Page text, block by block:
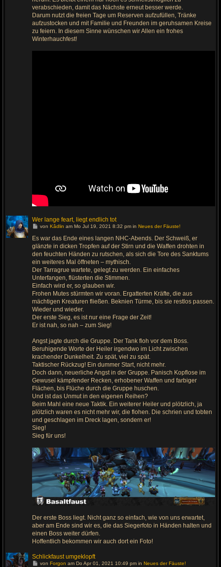
u
l
e
z
t
n
verabschieden, damit das Nächste erneut besser werde.
Darum nutzt die freien Tage um Reserven aufzufüllen, Tränke
aufzustocken und mit Familie und Freunden im geruhsamen Kreise
zu feiern. In diesem Sinne wünschen wir Allen ein frohes
Winterhauchfest!
Wer lange feart, liegt endlich tot
G
h
e
z
u
l
e
z
t
e
n
B
e
i
t
r
a
von Kâdlin am Mo Jul 19, 2021 8:32 pm in Neues der Fäuste!
Es war das Ende eines langen NHC-Abends. Der Schweiß, er
glänzte in dicken Tropfen auf der Stirn und die Waffen drohten in
den feuchten Händen zu rutschen, als sich die Tore des Sanktums
ein weiteres Mal öffneten – mythisch.
Der Tarragrue wartete, gelegt zu werden. Ein einfaches
Unterfangen, flüsterten die Stimmen.
Einfach wird er, so glauben wir.
Frohen Mutes stürmten wir voran. Ergatterten Kräfte, die aus
mächtigen Kreaturen fließen. Beknien Türme, bis sie restlos passen.
Wieder und wieder.
Der erste Sieg, es ist nur eine Frage der Zeit!
Er ist nah, so nah – zum Sieg!
Angst jagte durch die Gruppe. Der Tank floh vor dem Boss.
Beruhigende Worte der Heiler irgendwo im Licht zwischen
krachender Dunkelheit. Zu spät, viel zu spät.
Taktischer Rückzug! Ein dummer Start, nicht mehr.
Doch dann, neuerliche Angst in der Gruppe. Panisch Kopflose im
Gewusel kämpfender Recken, erhobener Waffen und farbiger
Flächen, bis Flüche durch die Gruppe huschen.
Und ist das Unmut in den eigenen Reihen?
Beim Mahl eine neue Taktik. Ein weiterer Heiler und plötzlich, ja
plötzlich waren es nicht mehr wir, die flohen. Die schrien und tobten
und geschlagen im Dreck lagen, sondern er!
Sieg!
Sieg für uns!
Der erste Boss liegt. Nicht ganz so einfach, wie von uns erwartet,
aber am Ende sind wir es, die das Siegerfoto in Händen halten und
einen Boss weiter dürfen.
Hoffentlich bekommen wir auch dort ein Foto!
Schlickfaust umgeklopft
Gvon Forgon am Do Apr 01, 2021 10:49 pm in Neues der Fäuste!